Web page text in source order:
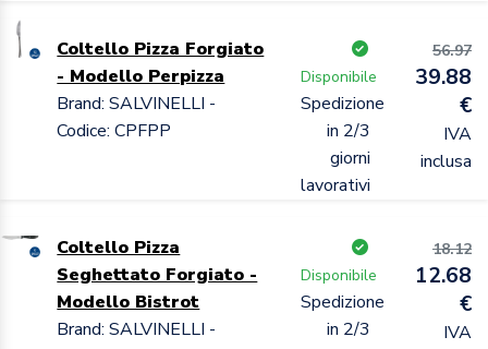
Coltello Pizza Forgiato
- Modello Perpizza
Brand: SALVINELLI -
Codice: CPFPP
Disponibile
Spedizione
in 2/3
giorni
lavorativi
56.97
39.88
€
IVA
inclusa
Coltello Pizza
Seghettato Forgiato -
Modello Bistrot
Brand: SALVINELLI -
Disponibile
Spedizione
in 2/3
18.12
12.68
€
IVA